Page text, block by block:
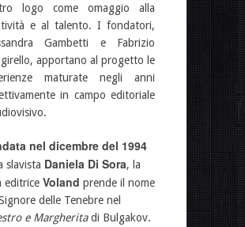
logo come omaggio alla
e al talento. I fondatori,
Gambetti e Fabrizio
apportano al progetto le
maturate negli anni
in campo editoriale
nel dicembre del 1994
slavista Daniela Di Sora, la
editrice Voland prende il nome
delle Tenebre nel
e Margheritadi Bulgakov.